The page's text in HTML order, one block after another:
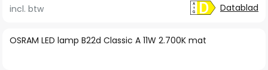
het
van
OSRAM LED lamp B22d Classic A 11W 2.700K mat
incl. btw Datablad